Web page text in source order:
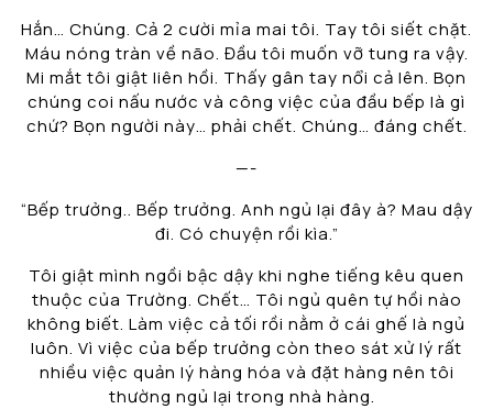
Hắn… Chúng. Cả 2 cười mỉa mai tôi. Tay tôi siết chặt.
Máu nóng tràn về não. Đầu tôi muốn vỡ tung ra vậy.
Mi mắt tôi giật liên hồi. Thấy gân tay nổi cả lên. Bọn
chúng coi nấu nước và công việc của đầu bếp là gì
chứ? Bọn người này… phải chết. Chúng… đáng chết.
—-
“Bếp trưởng.. Bếp trưởng. Anh ngủ lại đây à? Mau dậy
đi. Có chuyện rồi kìa.”
Tôi giật mình ngồi bậc dậy khi nghe tiếng kêu quen
thuộc của Trường. Chết… Tôi ngủ quên tự hồi nào
không biết. Làm việc cả tối rồi nằm ở cái ghế là ngủ
luôn. Vì việc của bếp trưởng còn theo sát xử lý rất
nhiều việc quản lý hàng hóa và đặt hàng nên tôi
thường ngủ lại trong nhà hàng.